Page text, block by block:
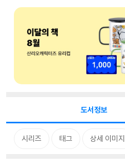
도서정보
시리즈 태그 상세 이미지